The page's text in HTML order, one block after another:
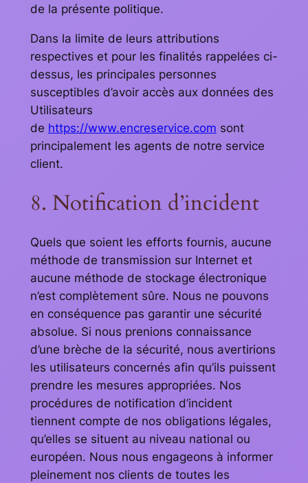
de la présente politique.
Dans la limite de leurs attributions
respectives et pour les finalités rappelées ci-
dessus, les principales personnes
susceptibles d’avoir accès aux données des
Utilisateurs
de https://www.encreservice.com sont
principalement les agents de notre service
client.
8. Notification d’incident
Quels que soient les efforts fournis, aucune
méthode de transmission sur Internet et
aucune méthode de stockage électronique
n’est complètement sûre. Nous ne pouvons
en conséquence pas garantir une sécurité
absolue. Si nous prenions connaissance
d’une brèche de la sécurité, nous avertirions
les utilisateurs concernés afin qu’ils puissent
prendre les mesures appropriées. Nos
procédures de notification d’incident
tiennent compte de nos obligations légales,
qu’elles se situent au niveau national ou
européen. Nous nous engageons à informer
pleinement nos clients de toutes les